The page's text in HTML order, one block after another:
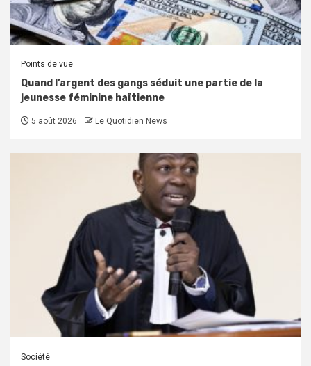
Points de vue
Quand l’argent des gangs séduit une partie de la
jeunesse féminine haïtienne
5 août 2026 Le Quotidien News
Société